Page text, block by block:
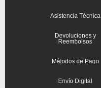
Asistencia Técnica
Devoluciones y
Reembolsos
Métodos de Pago
Envío Digital